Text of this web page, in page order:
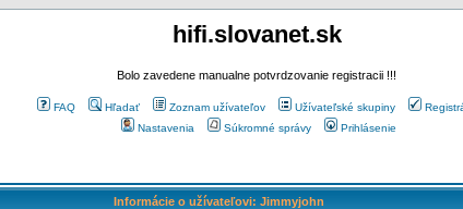
hifi.slovanet.sk
Bolo zavedene manualne potvrdzovanie registracii !!!
FAQ Hľadať Zoznam užívateľov Užívateľské skupiny
Nastavenia
Súkromné správy Prihlásenie
Informácie o užívateľovi: Jimmyjohn